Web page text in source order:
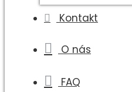
Kontakt
O nás
FAQ